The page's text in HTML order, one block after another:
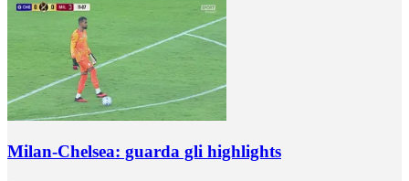
Milan-Chelsea: guarda gli highlights